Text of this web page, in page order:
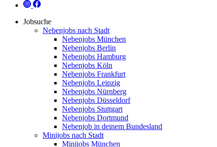
Jobsuche
Nebenjobs nach Stadt
Nebenjobs München
Nebenjobs Berlin
Nebenjobs Hamburg
Nebenjobs Köln
Nebenjobs Frankfurt
Nebenjobs Leipzig
Nebenjobs Nürnberg
Nebenjobs Düsseldorf
Nebenjobs Stuttgart
Nebenjobs Dortmund
Nebenjob in deinem Bundesland
Minijobs nach Stadt
Minijobs München